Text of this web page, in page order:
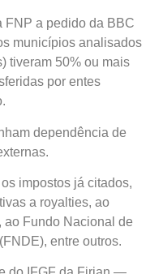
FNP a pedido da BBC
municípios analisados
tiveram 50% ou mais
por entes
dependência de
impostos já citados,
a royalties, ao
ao Fundo Nacional de
entre outros.